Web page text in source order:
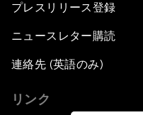
プレスリリース登録
ニュースレター購読
連絡先 (英語のみ)
リンク